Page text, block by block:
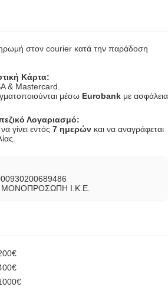
στον courier κατά την παράδοση
Κάρτα:
& Mastercard.
μέσω Eurobank με ασφάλεια
Λογαριασμό:
γίνει εντός 7 ημερών και να αναγράφεται
ΜΟΝΟΠΡΟΣΩΠΗ Ι.Κ.Ε.